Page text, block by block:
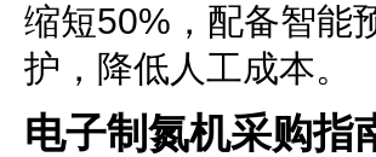
缩短50%，配备智能
护，降低人工成本。
电子制氮机采购指